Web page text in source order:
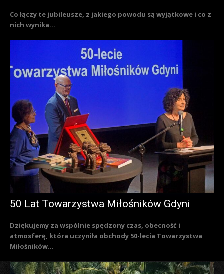
Co łączy te jubileusze, z jakiego powodu są wyjątkowe i co z
nich wynika...
50 Lat Towarzystwa Miłośników Gdyni
Dziękujemy za wspólnie spędzony czas, obecność i
atmosferę, która uczyniła obchody 50-lecia Towarzystwa
Miłośników...